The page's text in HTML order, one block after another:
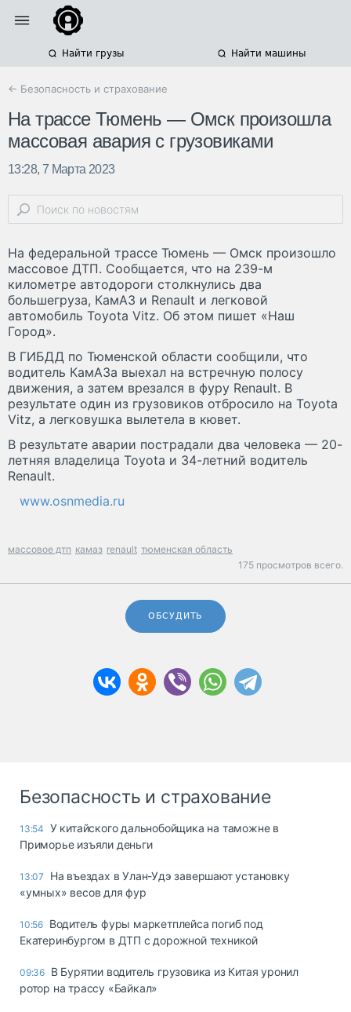
Найти грузы Найти машины
← Безопасность и страхование
На трассе Тюмень — Омск произошла
массовая авария с грузовиками
13:28, 7 Марта 2023
На федеральной трассе Тюмень — Омск произошло
массовое ДТП. Сообщается, что на 239-м
километре автодороги столкнулись два
большегруза, КамАЗ и Renault и легковой
автомобиль Toyota Vitz. Об этом пишет «Наш
Город».
В ГИБДД по Тюменской области сообщили, что
водитель КамАЗа выехал на встречную полосу
движения, а затем врезался в фуру Renault. В
результате один из грузовиков отбросило на Toyota
Vitz, а легковушка вылетела в кювет.
В результате аварии пострадали два человека — 20-
летняя владелица Toyota и 34-летний водитель
Renault.
www.osnmedia.ru
массовое дтп камаз renault тюменская область
175 просмотров всего.
ОБСУДИТЬ
Безопасность и страхование
13:54 У китайского дальнобойщика на таможне в
Приморье изъяли деньги
13:07
Ha въeздax в Улaн-Удэ зaвepшaют ycтaнoвкy
«yмныx» вecoв для фyp
10:56 Водитель фуры маркетплейса погиб под
Екатеринбургом в ДТП с дорожной техникой
09:36 В Бурятии водитель грузовика из Китая уронил
ротор на трассу «Байкал»